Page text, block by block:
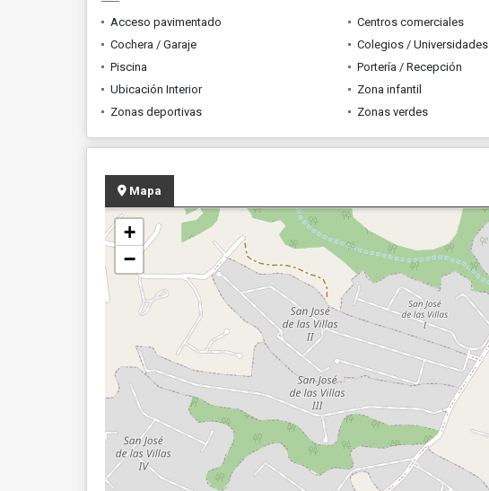
Acceso pavimentado Centros comerciales
Cochera / Garaje
Colegios / Universidades
Piscina
Portería / Recepción
Ubicación Interior
Zona infantil
Zonas deportivas
Zonas verdes
Mapa
+
−